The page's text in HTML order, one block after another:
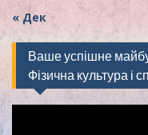
« Дек
Ваше успішне
Фізична культура і